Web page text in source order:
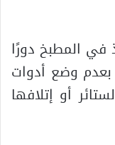
المطبخ دورًا
وضع أدوات
أو إتلافها